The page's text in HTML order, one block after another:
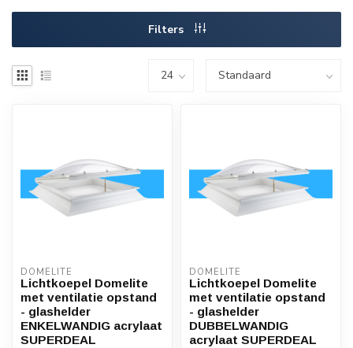
Filters
DOMELITE
Lichtkoepel Domelite
met ventilatie opstand
- glashelder
ENKELWANDIG acrylaat
SUPERDEAL
DOMELITE
Lichtkoepel Domelite
met ventilatie opstand
- glashelder
DUBBELWANDIG
acrylaat SUPERDEAL